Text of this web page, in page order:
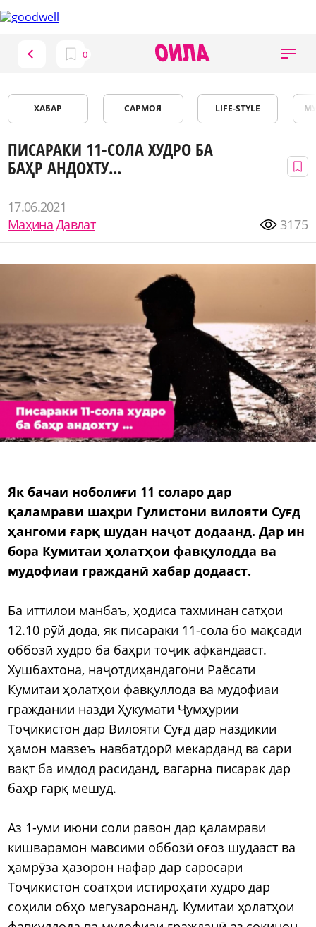
ХАБАР САРМОЯ LIFE-STYLE
ПИСАРАКИ 11-СОЛА ХУДРО БА
БАҲР АНДОХТУ...
17.06.2021
Маҳина Давлат
3175
Як бачаи ноболиғи 11 соларо дар
қаламрави шаҳри Гулистони вилояти Суғд
ҳангоми ғарқ шудан наҷот додаанд. Дар ин
бора Кумитаи ҳолатҳои фавқулодда ва
мудофиаи гражданӣ хабар додааст.
Ба иттилои манбаъ, ҳодиса тахминан сатҳои
12.10 рӯй дода, як писараки 11-сола бо мақсади
оббозӣ худро ба баҳри тоҷик афкандааст.
Хушбахтона, наҷотдиҳандагони Раёсати
Кумитаи ҳолатҳои фавқуллода ва мудофиаи
граждании назди Ҳукумати Ҷумҳурии
Тоҷикистон дар Вилояти Суғд дар наздикии
ҳамон мавзеъ навбатдорӣ мекарданд ва сари
вақт ба имдод расиданд, вагарна писарак дар
баҳр ғарқ мешуд.
Аз 1-уми июни соли равон дар қаламрави
кишварамон мавсими оббозӣ оғоз шудааст ва
ҳамрӯза ҳазорон нафар дар саросари
Тоҷикистон соатҳои истироҳати худро дар
соҳили обҳо мегузаронанд. Кумитаи ҳолатҳои